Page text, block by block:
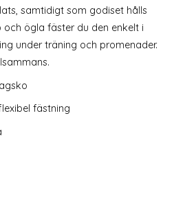
samtidigt som godiset hålls
ögla fäster du den enkelt i
under träning och promenader.
fästning